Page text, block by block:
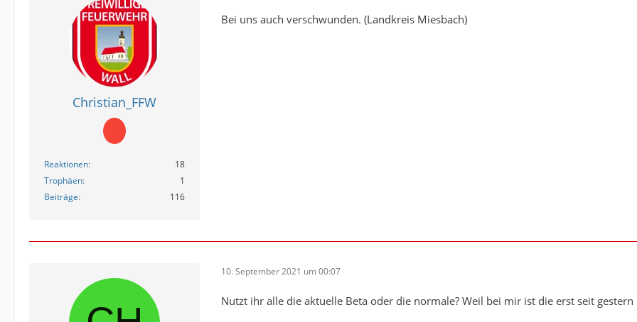
Christian_FFW
Reaktionen
18
Trophäen
1
Beiträge
116
Bei uns auch verschwunden. (Landkreis Miesbach)
10. September 2021 um 00:07
Nutzt ihr alle die aktuelle Beta oder die normale? Weil bei mir ist die erst seit